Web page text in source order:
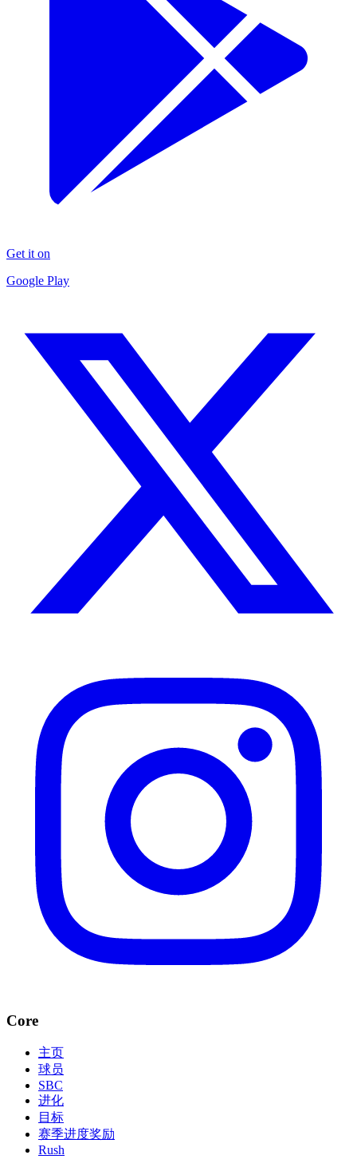
Get it on
Google Play
Core
主页
球员
SBC
进化
目标
赛季进度奖励
Rush